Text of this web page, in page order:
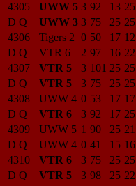
4305
UWW 5 3 92 13 25
D Q
UWW 3 3 75 25 25
4306
Tigers 2 0 50 17 12
D Q
VTR 6 2 97 16 22
4307
VTR 5 3 101 25 25
D Q
VTR 5 3 75 25 25
4308
UWW 4 0 53 17 17
D Q
VTR 6 3 92 17 25
4309
UWW 5 1 90 25 21
D Q
UWW 4 0 41 15 16
4310
VTR 6 3 75 25 25
D Q
VTR 5 3 98 25 22